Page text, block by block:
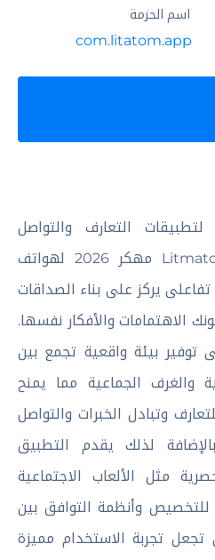
اسم الحزمة
com.litatom.app
التعارف والتواصل
الاجتماعي نجح تطبيق Litmatch مهكر 2026 لهواتف
يركز على بناء الصداقات
الاهتمامات والأفكار نفسها.
توفير بيئة واقعية تجمع بين
والغرف الجماعية مما يمنح
وتبادل الخبرات والتواصل
لذلك يقدم التطبيق
مثل الألعاب الاجتماعية
للتخصيص وأنظمة التوافق بين
تجعل تجربة الاستخدام مميزة